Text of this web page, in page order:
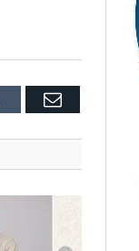
Email